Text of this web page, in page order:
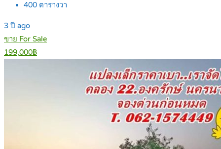
400 ตารางวา
3 ปี ago
ขาย For Sale
199,000฿